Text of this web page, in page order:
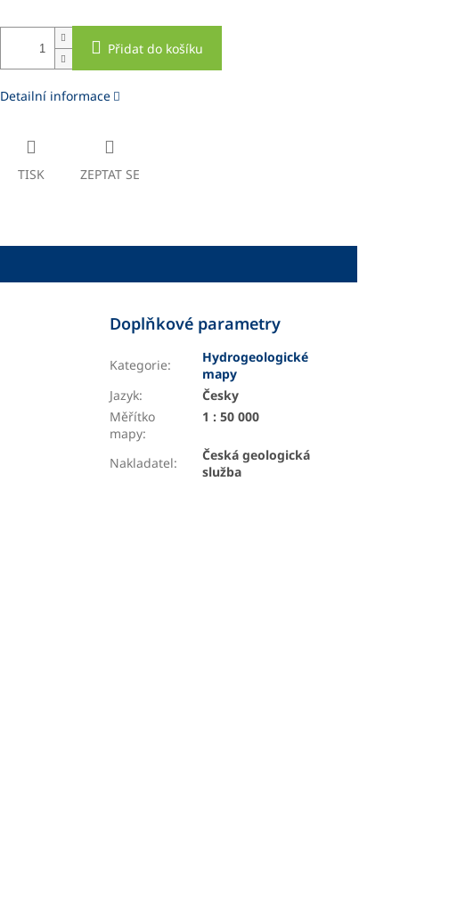
Přidat do košíku
Detailní informace
TISK ZEPTAT SE
Doplňkové parametry
Kategorie:
Hydrogeologické
mapy
Jazyk:
Česky
Měřítko
mapy:
1 : 50 000
Nakladatel:
Česká geologická
služba